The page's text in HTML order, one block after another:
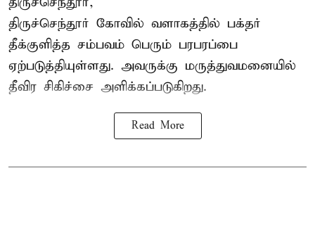
திருச்செந்தூர் கோவில் வளாகத்தில் பக்தர்
தீக்குளித்த சம்பவம் பெரும் பரபரப்பை
ஏற்படுத்தியுள்ளது. அவருக்கு மருத்துவமனையில்
தீவிர சிகிச்சை அளிக்கப்படுகிறது.
Read More